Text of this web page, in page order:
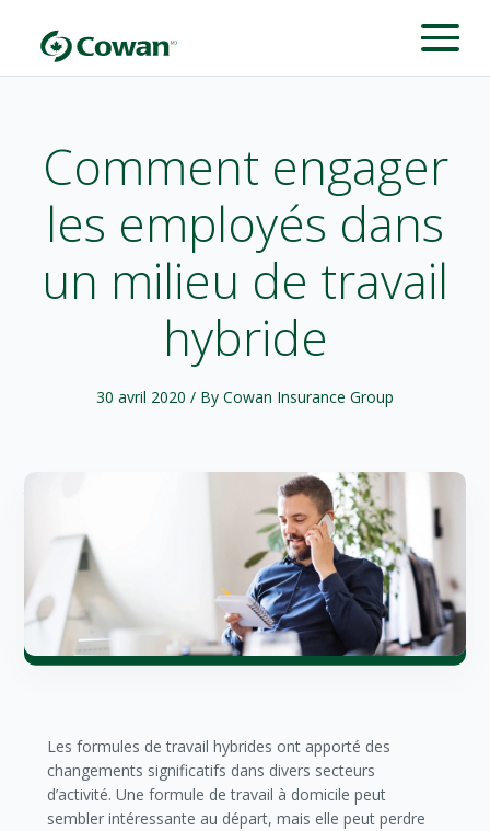
Comment engager
les employés dans
un milieu de travail
hybride
30 avril 2020 / By Cowan Insurance Group
Les formules de travail hybrides ont apporté des
changements significatifs dans divers secteurs
d’activité. Une formule de travail à domicile peut
sembler intéressante au départ, mais elle peut perdre